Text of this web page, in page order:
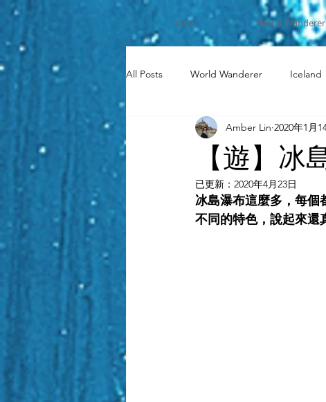
Home World Wanderer
All Posts World Wanderer Iceland
Disney
【遊】
Amber Lin 2020年1月
已更新： 2020年4月23日
冰島瀑布這麼多，每個
不同的特色，說起來還